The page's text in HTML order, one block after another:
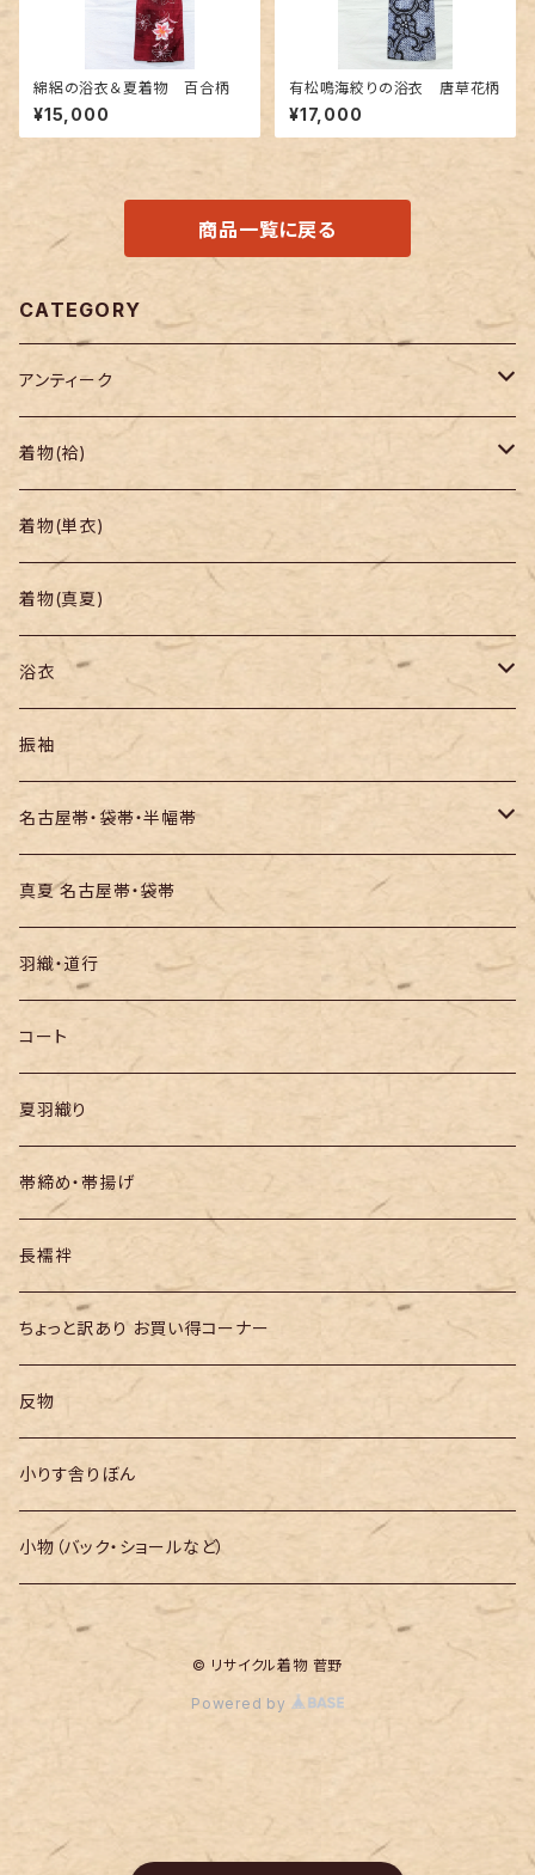
綿絽の浴衣＆夏着物 百合柄
¥15,000
有松鳴海絞りの浴衣 唐草花柄
¥17,000
商品一覧に戻る
CATEGORY
アンティーク
着物
帯
羽織り・道行
着物(袷)
小紋
色無地・江戸小紋
紬
訪問着・付下
お召し
着物(単衣)
着物(真夏)
浴衣
セオα・ポリ
木綿・綿麻
絞りの浴衣
振袖
名古屋帯・袋帯・半幅帯
名古屋帯
袋帯
半幅帯
真夏 名古屋帯・袋帯
羽織・道行
コート
夏羽織り
帯締め・帯揚げ
長襦袢
ちょっと訳あり お買い得コーナー
反物
小りす舎りぼん
小物（バック・ショールなど）
© リサイクル着物 菅野
Powered by